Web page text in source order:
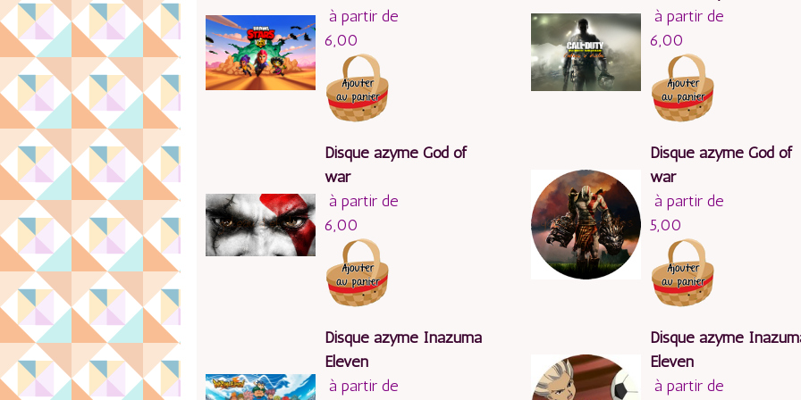
à partir de
6,00
à partir de
6,00
Disque azyme God of
war
à partir de
6,00
Disque azyme God of
war
à partir de
5,00
Disque azyme Inazuma
Eleven
à partir de
Disque azyme
Eleven
à partir de